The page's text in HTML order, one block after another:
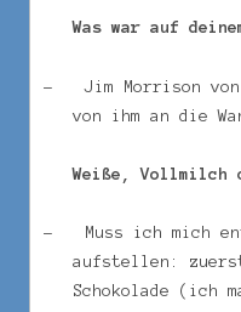
Was war auf
–
Jim Morrison
von ihm an die
Weiße, Vollmilch
–
Muss ich mich
aufstellen:
Schokolade (ich